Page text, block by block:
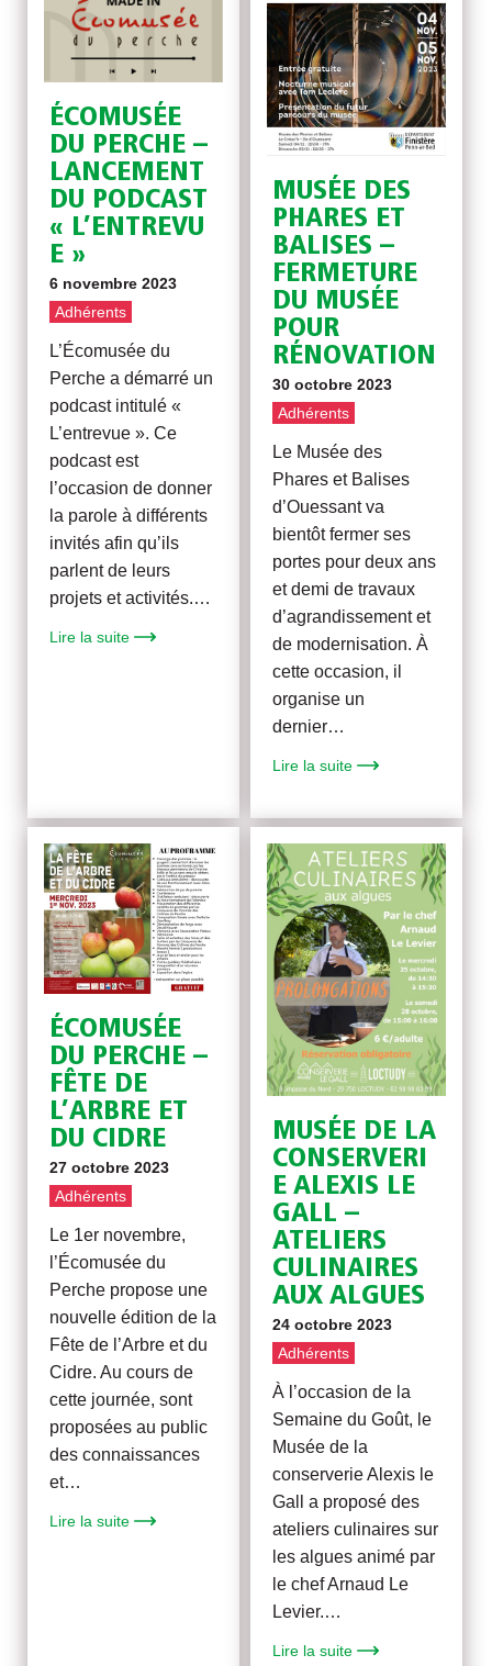
ÉCOMUSÉE
DU PERCHE –
LANCEMENT
DU PODCAST
« L’ENTREVU
E »
6 novembre 2023
Adhérents
L’Écomusée du
Perche a démarré un
podcast intitulé «
L’entrevue ». Ce
podcast est
l’occasion de donner
la parole à différents
invités afin qu’ils
parlent de leurs
projets et activités.…
Lire la suite
MUSÉE DES
PHARES ET
BALISES –
FERMETURE
DU MUSÉE
POUR
RÉNOVATION
30 octobre 2023
Adhérents
Le Musée des
Phares et Balises
d’Ouessant va
bientôt fermer ses
portes pour deux ans
et demi de travaux
d’agrandissement et
de modernisation. À
cette occasion, il
organise un
dernier…
Lire la suite
ÉCOMUSÉE
DU PERCHE –
FÊTE DE
L’ARBRE ET
DU CIDRE
27 octobre 2023
Adhérents
Le 1er novembre,
l’Écomusée du
Perche propose une
nouvelle édition de la
Fête de l’Arbre et du
Cidre. Au cours de
cette journée, sont
proposées au public
des connaissances
et…
Lire la suite
MUSÉE DE LA
CONSERVERI
E ALEXIS LE
GALL –
ATELIERS
CULINAIRES
AUX ALGUES
24 octobre 2023
Adhérents
À l’occasion de la
Semaine du Goût, le
Musée de la
conserverie Alexis le
Gall a proposé des
ateliers culinaires sur
les algues animé par
le chef Arnaud Le
Levier.…
Lire la suite